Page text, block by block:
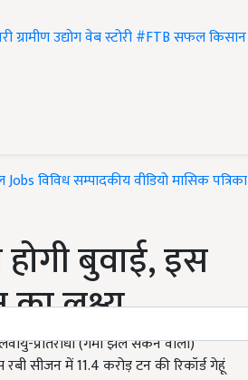
ग्रामीण उद्योगवेब स्टोरी#FTBसफल किसान
Jobsविविधसम्पादकीयवीडियोमासिक पत्रिका
बुवाई, इस
लक्ष्य
प्रतिरोधी (गर्मी झेल सकने वाली)
सीजन में 11.4 करोड़ टन की रिकॉर्ड गेहूं